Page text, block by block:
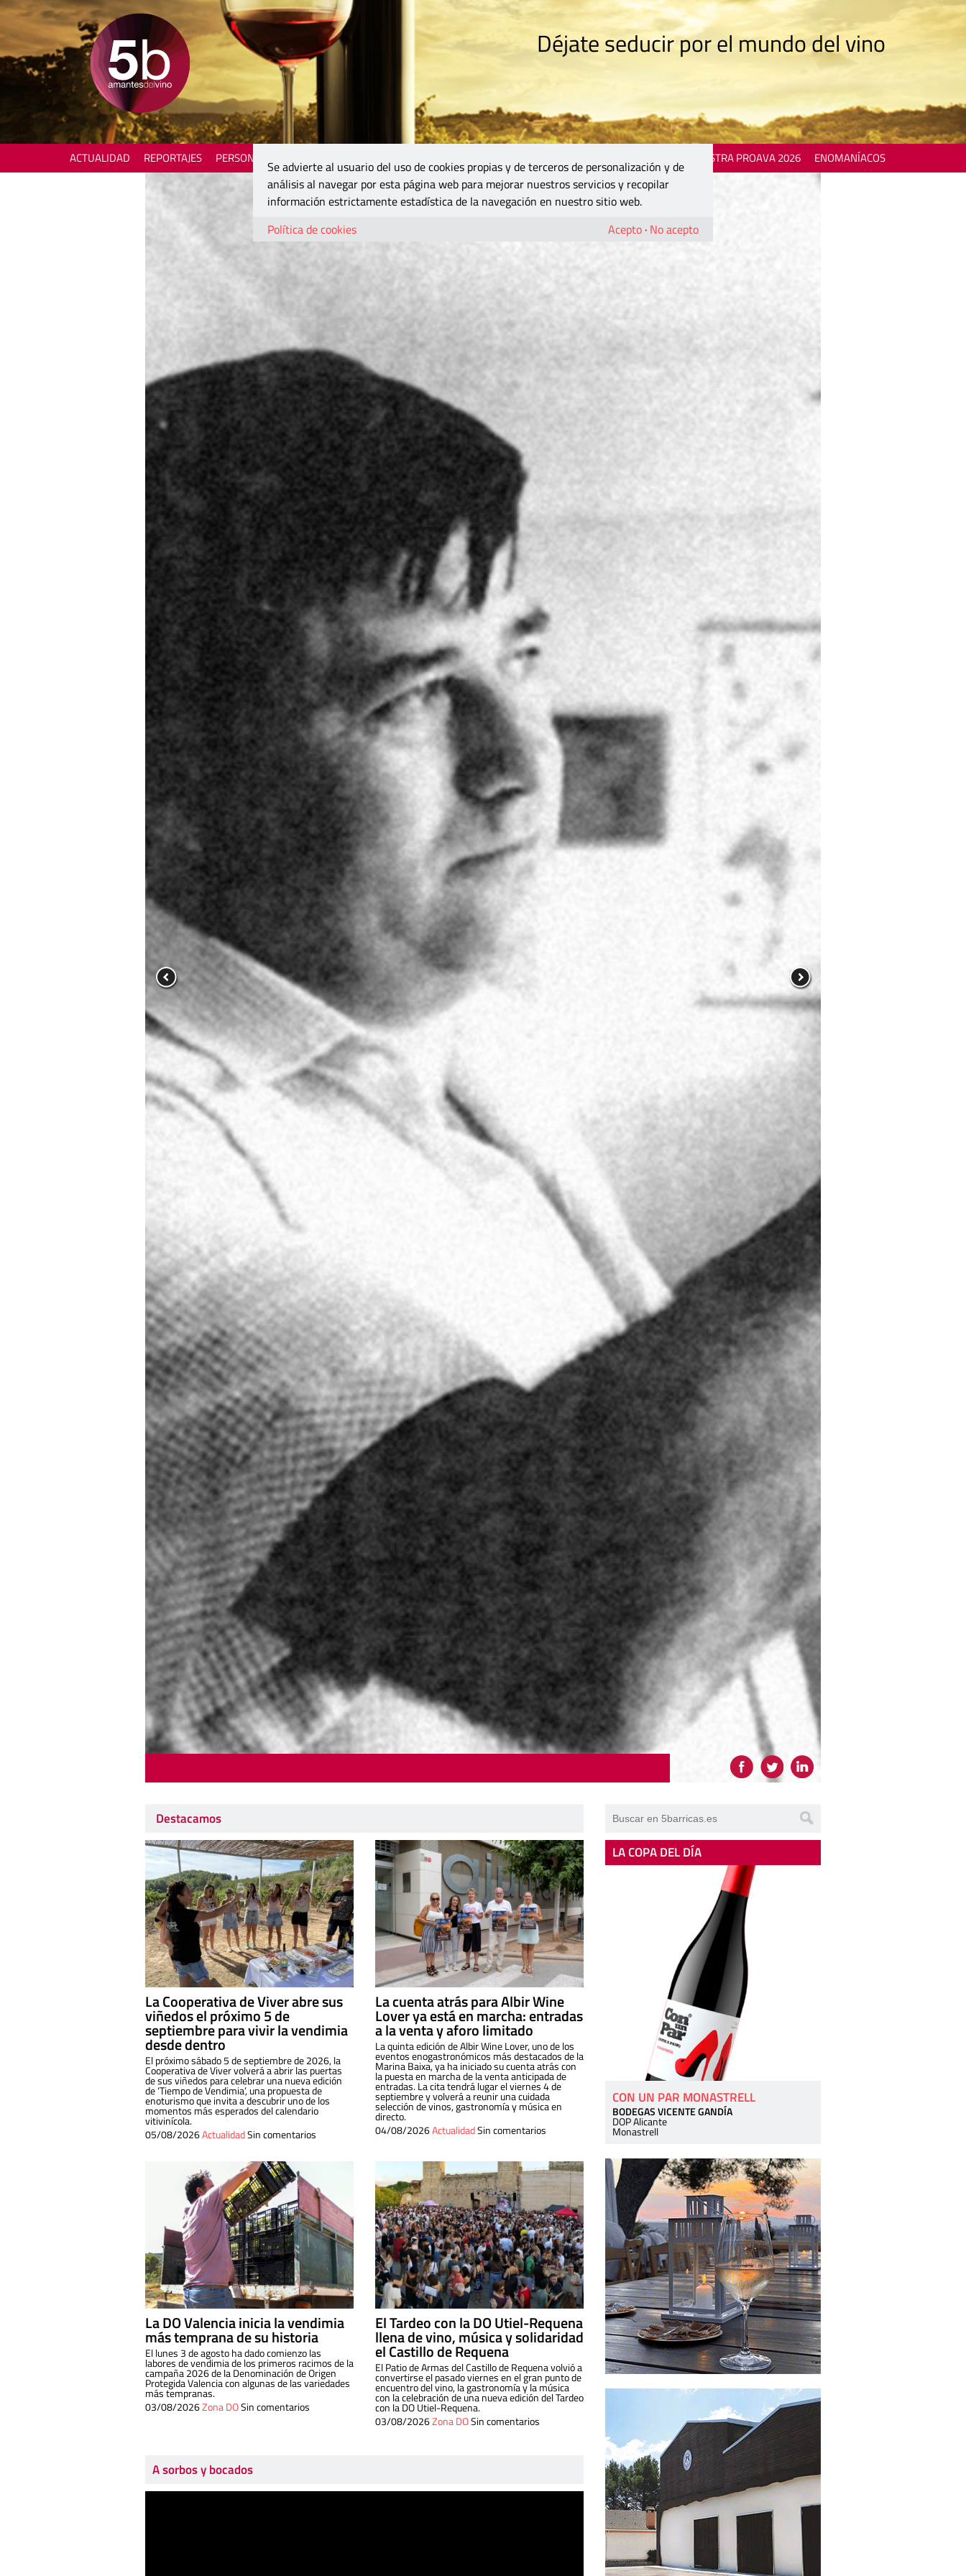
Déjate seducir por el mundo del vino
ACTUALIDAD REPORTAJES PERSONAJES MOSTRA PROAVA 2026 ENOMANÍACOS
Destacamos
La Cooperativa de Viver abre sus
viñedos el próximo 5 de
septiembre para vivir la vendimia
desde dentro
El próximo sábado 5 de septiembre de 2026, la
Cooperativa de Viver volverá a abrir las puertas
de sus viñedos para celebrar una nueva edición
de ‘Tiempo de Vendimia’, una propuesta de
enoturismo que invita a descubrir uno de los
momentos más esperados del calendario
vitivinícola.
05/08/2026ActualidadSin comentarios
La cuenta atrás para Albir Wine
Lover ya está en marcha: entradas
a la venta y aforo limitado
La quinta edición de Albir Wine Lover, uno de los
eventos enogastronómicos más destacados de la
Marina Baixa, ya ha iniciado su cuenta atrás con
la puesta en marcha de la venta anticipada de
entradas. La cita tendrá lugar el viernes 4 de
septiembre y volverá a reunir una cuidada
selección de vinos, gastronomía y música en
directo.
04/08/2026ActualidadSin comentarios
La DO Valencia inicia la vendimia
más temprana de su historia
El lunes 3 de agosto ha dado comienzo las
labores de vendimia de los primeros racimos de la
campaña 2026 de la Denominación de Origen
Protegida Valencia con algunas de las variedades
más tempranas.
03/08/2026Zona DOSin comentarios
El Tardeo con la DO Utiel-Requena
llena de vino, música y solidaridad
el Castillo de Requena
El Patio de Armas del Castillo de Requena volvió a
convertirse el pasado viernes en el gran punto de
encuentro del vino, la gastronomía y la música
con la celebración de una nueva edición del Tardeo
con la DO Utiel-Requena.
03/08/2026Zona DOSin comentarios
A sorbos y bocados
LA COPA DEL DÍA
CON UN PAR MONASTRELL
BODEGAS VICENTE GANDÍA
DOP Alicante
Monastrell
Se advierte al usuario del uso de cookies propias y de terceros de personalización y de
análisis al navegar por esta página web para mejorar nuestros servicios y recopilar
información estrictamente estadística de la navegación en nuestro sitio web.
Política de cookies
Acepto · No acepto